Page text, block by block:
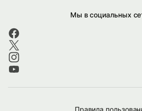
Мы в социальных